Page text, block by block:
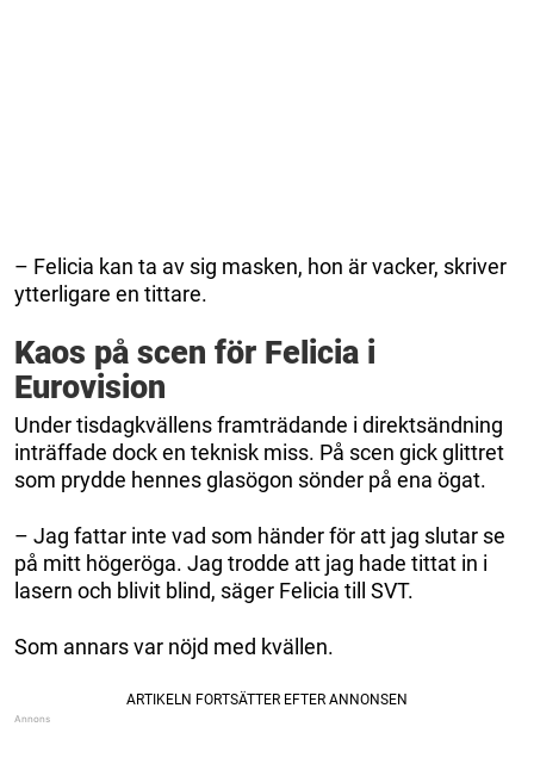
– Felicia kan ta av sig masken, hon är vacker, skriver
ytterligare en tittare.
Kaos på scen för Felicia i
Eurovision
Under tisdagkvällens framträdande i direktsändning
inträffade dock en teknisk miss. På scen gick glittret
som prydde hennes glasögon sönder på ena ögat.
– Jag fattar inte vad som händer för att jag slutar se
på mitt högeröga. Jag trodde att jag hade tittat in i
lasern och blivit blind, säger Felicia till SVT.
Som annars var nöjd med kvällen.